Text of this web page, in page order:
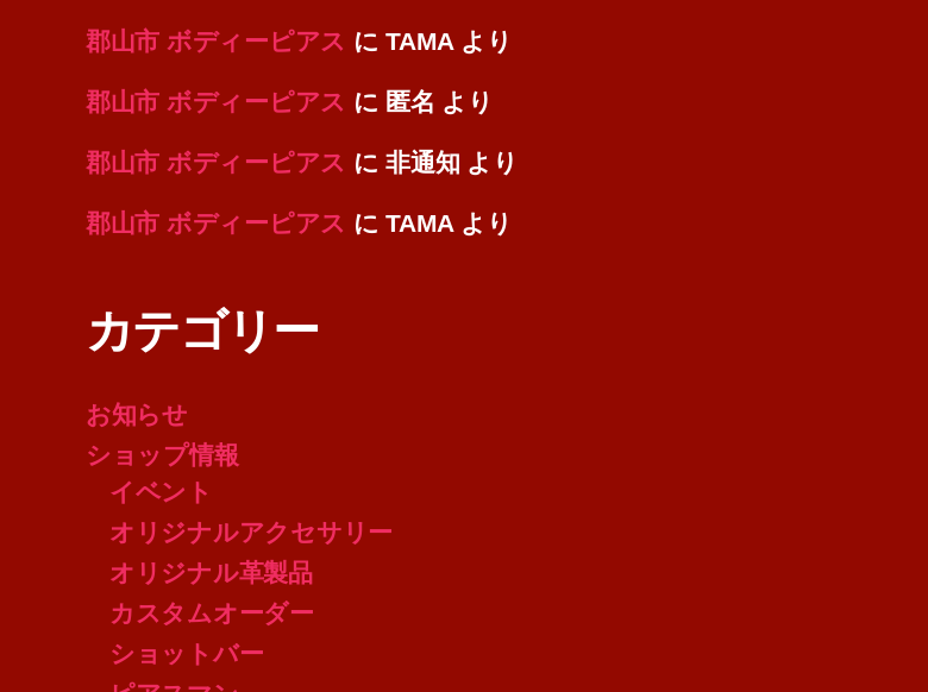
郡山市 ボディーピアス にTAMA より
郡山市 ボディーピアス に 匿名 より
郡山市 ボディーピアス に非通知 より
郡山市 ボディーピアス にTAMA より
カテゴリー
お知らせ
ショップ情報
イベント
オリジナルアクセサリー
オリジナル革製品
カスタムオーダー
ショットバー